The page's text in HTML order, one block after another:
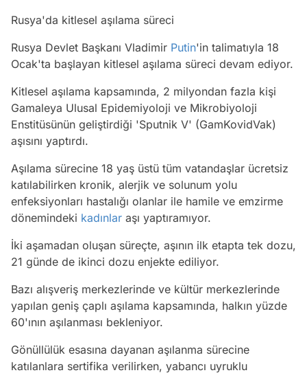
Rusya'da kitlesel aşılama süreci
Rusya Devlet Başkanı Vladimir Putin'in talimatıyla 18
Ocak'ta başlayan kitlesel aşılama süreci devam ediyor.
Kitlesel aşılama kapsamında, 2 milyondan fazla kişi
Gamaleya Ulusal Epidemiyoloji ve Mikrobiyoloji
Enstitüsünün geliştirdiği 'Sputnik V' (GamKovidVak)
aşısını yaptırdı.
Aşılama sürecine 18 yaş üstü tüm vatandaşlar ücretsiz
katılabilirken kronik, alerjik ve solunum yolu
enfeksiyonları hastalığı olanlar ile hamile ve emzirme
dönemindeki kadınlar aşı yaptıramıyor.
İki aşamadan oluşan süreçte, aşının ilk etapta tek dozu,
21 günde de ikinci dozu enjekte ediliyor.
Bazı alışveriş merkezlerinde ve kültür merkezlerinde
yapılan geniş çaplı aşılama kapsamında, halkın yüzde
60'ının aşılanması bekleniyor.
Gönüllülük esasına dayanan aşılanma sürecine
katılanlara sertifika verilirken, yabancı uyruklu